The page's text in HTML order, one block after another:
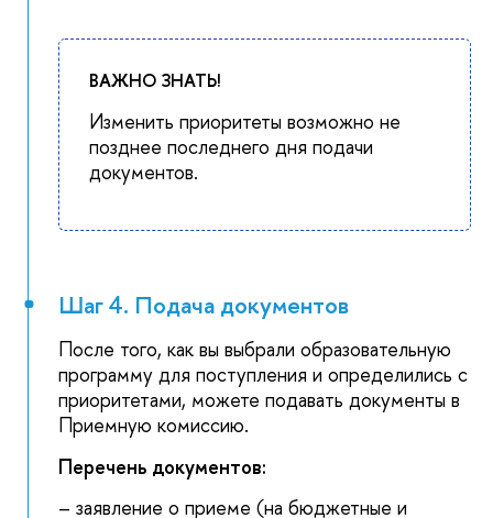
ВАЖНО ЗНАТЬ!
Изменить приоритеты возможно не
позднее последнего дня подачи
документов.
Шаг 4. Подача документов
После того, как вы выбрали образовательную
программу для поступления и определились с
приоритетами, можете подавать документы в
Приемную комиссию.
Перечень документов:
– заявление о приеме (на бюджетные и